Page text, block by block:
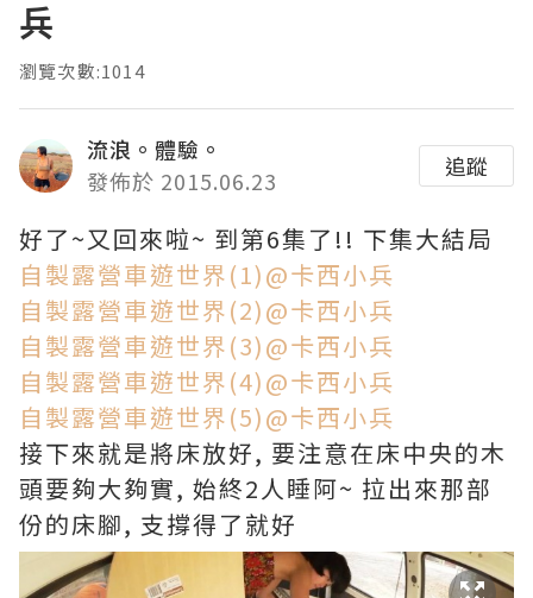
兵
瀏覽次數:1014
流浪。體驗。
發佈於 2015.06.23
追蹤
好了~又回來啦~ 到第6集了!! 下集大結局
自製露營車遊世界(1)@卡西小兵
自製露營車遊世界(2)@卡西小兵
自製露營車遊世界(3)@卡西小兵
自製露營車遊世界(4)@卡西小兵
自製露營車遊世界(5)@卡西小兵
接下來就是將床放好, 要注意在床中央的木
頭要夠大夠實, 始終2人睡阿~ 拉出來那部
份的床腳, 支撐得了就好